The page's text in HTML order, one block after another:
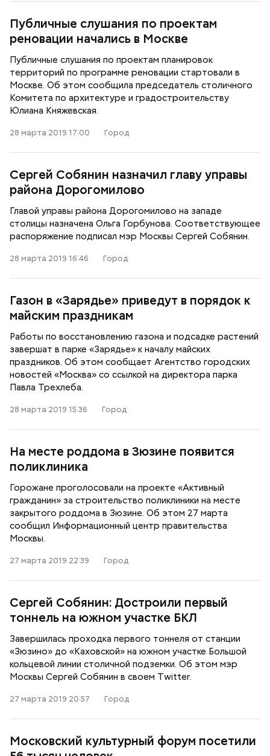
Публичные слушания по проектам
реновации начались в Москве
Публичные слушания по проектам планировок
территорий по программе реновации стартовали в
Москве. Об этом сообщила председатель столичного
Комитета по архитектуре и градостроительству
Юлиана Княжевская.
28 марта 2019 17:00 Город
Сергей Собянин назначил главу управы
района Дорогомилово
Главой управы района Дорогомилово на западе
столицы назначена Ольга Горбунова. Соответствующее
распоряжение подписал мэр Москвы Сергей Собянин.
28 марта 2019 16:46 Город
Газон в «Зарядье» приведут в порядок к
майским праздникам
Работы по восстановлению газона и подсадке растений
завершат в парке «Зарядье» к началу майских
праздников. Об этом сообщает Агентство городских
новостей «Москва» со ссылкой на директора парка
Павла Трехлеба.
28 марта 2019 15:36 Город
На месте роддома в Зюзине появится
поликлиника
Горожане проголосовали на проекте «Активный
гражданин» за строительство поликлиники на месте
закрытого роддома в Зюзине. Об этом 27 марта
сообщил Информационный центр правительства
Москвы.
27 марта 2019 22:39 Город
Сергей Собянин: Достроили первый
тоннель на южном участке БКЛ
Завершилась проходка первого тоннеля от станции
«Зюзино» до «Каховской» на южном участке Большой
кольцевой линии столичной подземки. Об этом мэр
Москвы Сергей Собянин в своем Twitter.
27 марта 2019 20:57 Город
Московский культурный форум посетили